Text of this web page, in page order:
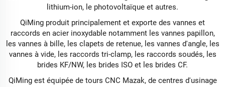
lithium-ion, le photovoltaïque et autres.
QiMing produit principalement et exporte des vannes et
raccords en acier inoxydable notamment les vannes papillon,
les vannes à bille, les clapets de retenue, les vannes d'angle, les
vannes à vide, les raccords tri-clamp, les raccords soudés, les
brides KF/NW, les brides ISO et les brides CF.
QiMing est équipée de tours CNC Mazak, de centres d'usinage